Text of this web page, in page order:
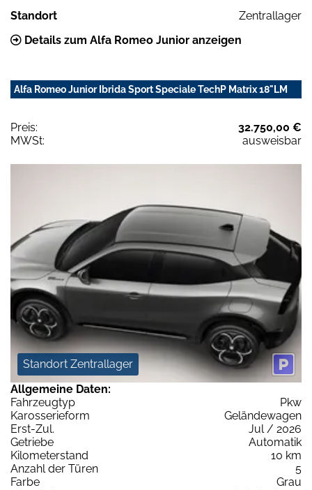
Standort
Zentrallager
Details zum Alfa Romeo Junior anzeigen
Alfa Romeo Junior Ibrida Sport Speciale TechP Matrix 18"LM
Preis:
32.750,00 €
MWSt:
ausweisbar
Standort Zentrallager
Allgemeine Daten:
Fahrzeugtyp
Pkw
Karosserieform
Geländewagen
Erst-Zul.
Jul / 2026
Getriebe
Automatik
Kilometerstand
10 km
Anzahl der Türen
5
Farbe
Grau